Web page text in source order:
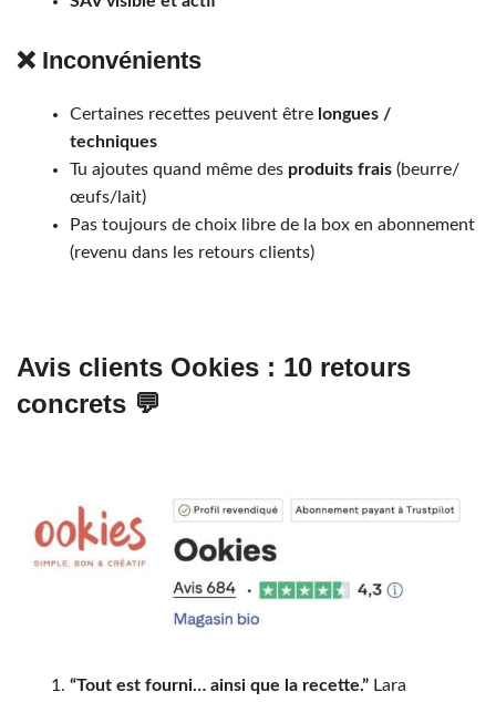
❌ Inconvénients
Certaines recettes peuvent être longues /
techniques
Tu ajoutes quand même des produits frais (beurre/
œufs/lait)
Pas toujours de choix libre de la box en abonnement
(revenu dans les retours clients)
Avis clients Ookies : 10 retours
concrets 💬
“Tout est fourni… ainsi que la recette.” Lara